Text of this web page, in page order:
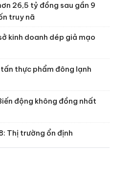
26,5 tỷ đồng sau gần 9
truy nã
kinh doanh dép giả mạo
thực phẩm đông lạnh
động không đồng nhất
Thị trường ổn định